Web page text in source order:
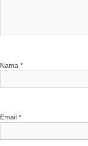
Nama *
Email *